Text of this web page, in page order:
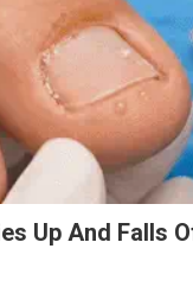
Up And Falls